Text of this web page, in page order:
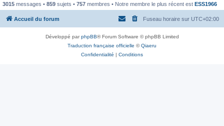
3015 messages • 859 sujets • 757 membres • Notre membre le plus récent est ESS1966
Accueil du forum Fuseau horaire sur UTC+02:00
Développé parphpBB® Forum Software © phpBB Limited
Traduction française officielle ©Qiaeru
Confidentialité | Conditions